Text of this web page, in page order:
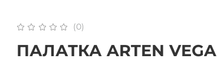
(0)
ПАЛАТКА ARTEN VEGA